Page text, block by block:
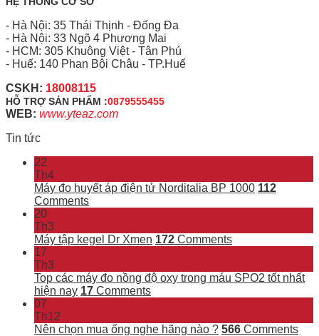
- Hà Nội: 35 Thái Thịnh - Đống Đa
- Hà Nội: 33 Ngõ 4 Phương Mai
- HCM: 305 Khuông Việt - Tân Phú
- Huế: 140 Phan Bội Châu - TP.Huế
CSKH: 18008115
HỖ TRỢ SẢN PHẨM :0879555455
WEB: www.yteaz.com
Tin tức
22
Th4
Máy đo huyết áp điện tử Norditalia BP 1000 112
Comments
20
Th3
Máy tập kegel Dr Xmen 172 Comments
17
Th3
Top các máy đo nồng độ oxy trong máu SPO2 tốt nhất
hiện nay 17 Comments
07
Th12
Nên chọn mua ống nghe hãng nào ? 566 Comments